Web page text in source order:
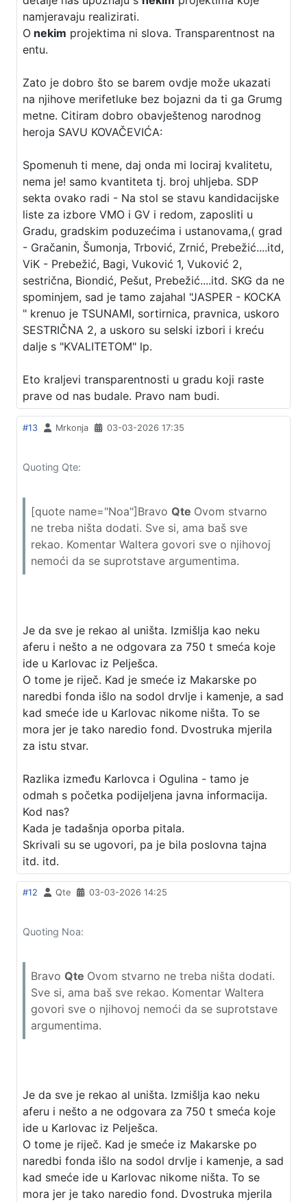
namjeravaju realizirati.
O nekim projektima ni slova. Transparentnost na
entu.
Zato je dobro što se barem ovdje može ukazati
na njihove merifetluke bez bojazni da ti ga Grumg
metne. Citiram dobro obavještenog narodnog
heroja SAVU KOVAČEVIĆA:
Spomenuh ti mene, daj onda mi lociraj kvalitetu,
nema je! samo kvantiteta tj. broj uhljeba. SDP
sekta ovako radi - Na stol se stavu kandidacijske
liste za izbore VMO i GV i redom, zaposliti u
Gradu, gradskim poduzećima i ustanovama,( grad
- Gračanin, Šumonja, Trbović, Zrnić, Prebežić....itd,
ViK - Prebežić, Bagi, Vuković 1, Vuković 2,
sestrična, Biondić, Pešut, Prebežić....itd. SKG da ne
spominjem, sad je tamo zajahal "JASPER - KOCKA
" krenuo je TSUNAMI, sortirnica, pravnica, uskoro
SESTRIČNA 2, a uskoro su selski izbori i kreću
dalje s "KVALITETOM" lp.
Eto kraljevi transparentnosti u gradu koji raste
prave od nas budale. Pravo nam budi.
#13 Mrkonja 03-03-2026 17:35
Quoting Qte:
[quote name="Noa"]Bravo Qte Ovom stvarno
ne treba ništa dodati. Sve si, ama baš sve
rekao. Komentar Waltera govori sve o njihovoj
nemoći da se suprotstave argumentima.
Je da sve je rekao al uništa. Izmišlja kao neku
aferu i nešto a ne odgovara za 750 t smeća koje
ide u Karlovac iz Pelješca.
O tome je riječ. Kad je smeće iz Makarske po
naredbi fonda išlo na sodol drvlje i kamenje, a sad
kad smeće ide u Karlovac nikome ništa. To se
mora jer je tako naredio fond. Dvostruka mjerila
za istu stvar.
Razlika između Karlovca i Ogulina - tamo je
odmah s početka podijeljena javna informacija.
Kod nas?
Kada je tadašnja oporba pitala.
Skrivali su se ugovori, pa je bila poslovna tajna
itd. itd.
#12 Qte 03-03-2026 14:25
Quoting Noa:
Bravo Qte Ovom stvarno ne treba ništa dodati.
Sve si, ama baš sve rekao. Komentar Waltera
govori sve o njihovoj nemoći da se suprotstave
argumentima.
Je da sve je rekao al uništa. Izmišlja kao neku
aferu i nešto a ne odgovara za 750 t smeća koje
ide u Karlovac iz Pelješca.
O tome je riječ. Kad je smeće iz Makarske po
naredbi fonda išlo na sodol drvlje i kamenje, a sad
kad smeće ide u Karlovac nikome ništa. To se
mora jer je tako naredio fond. Dvostruka mjerila